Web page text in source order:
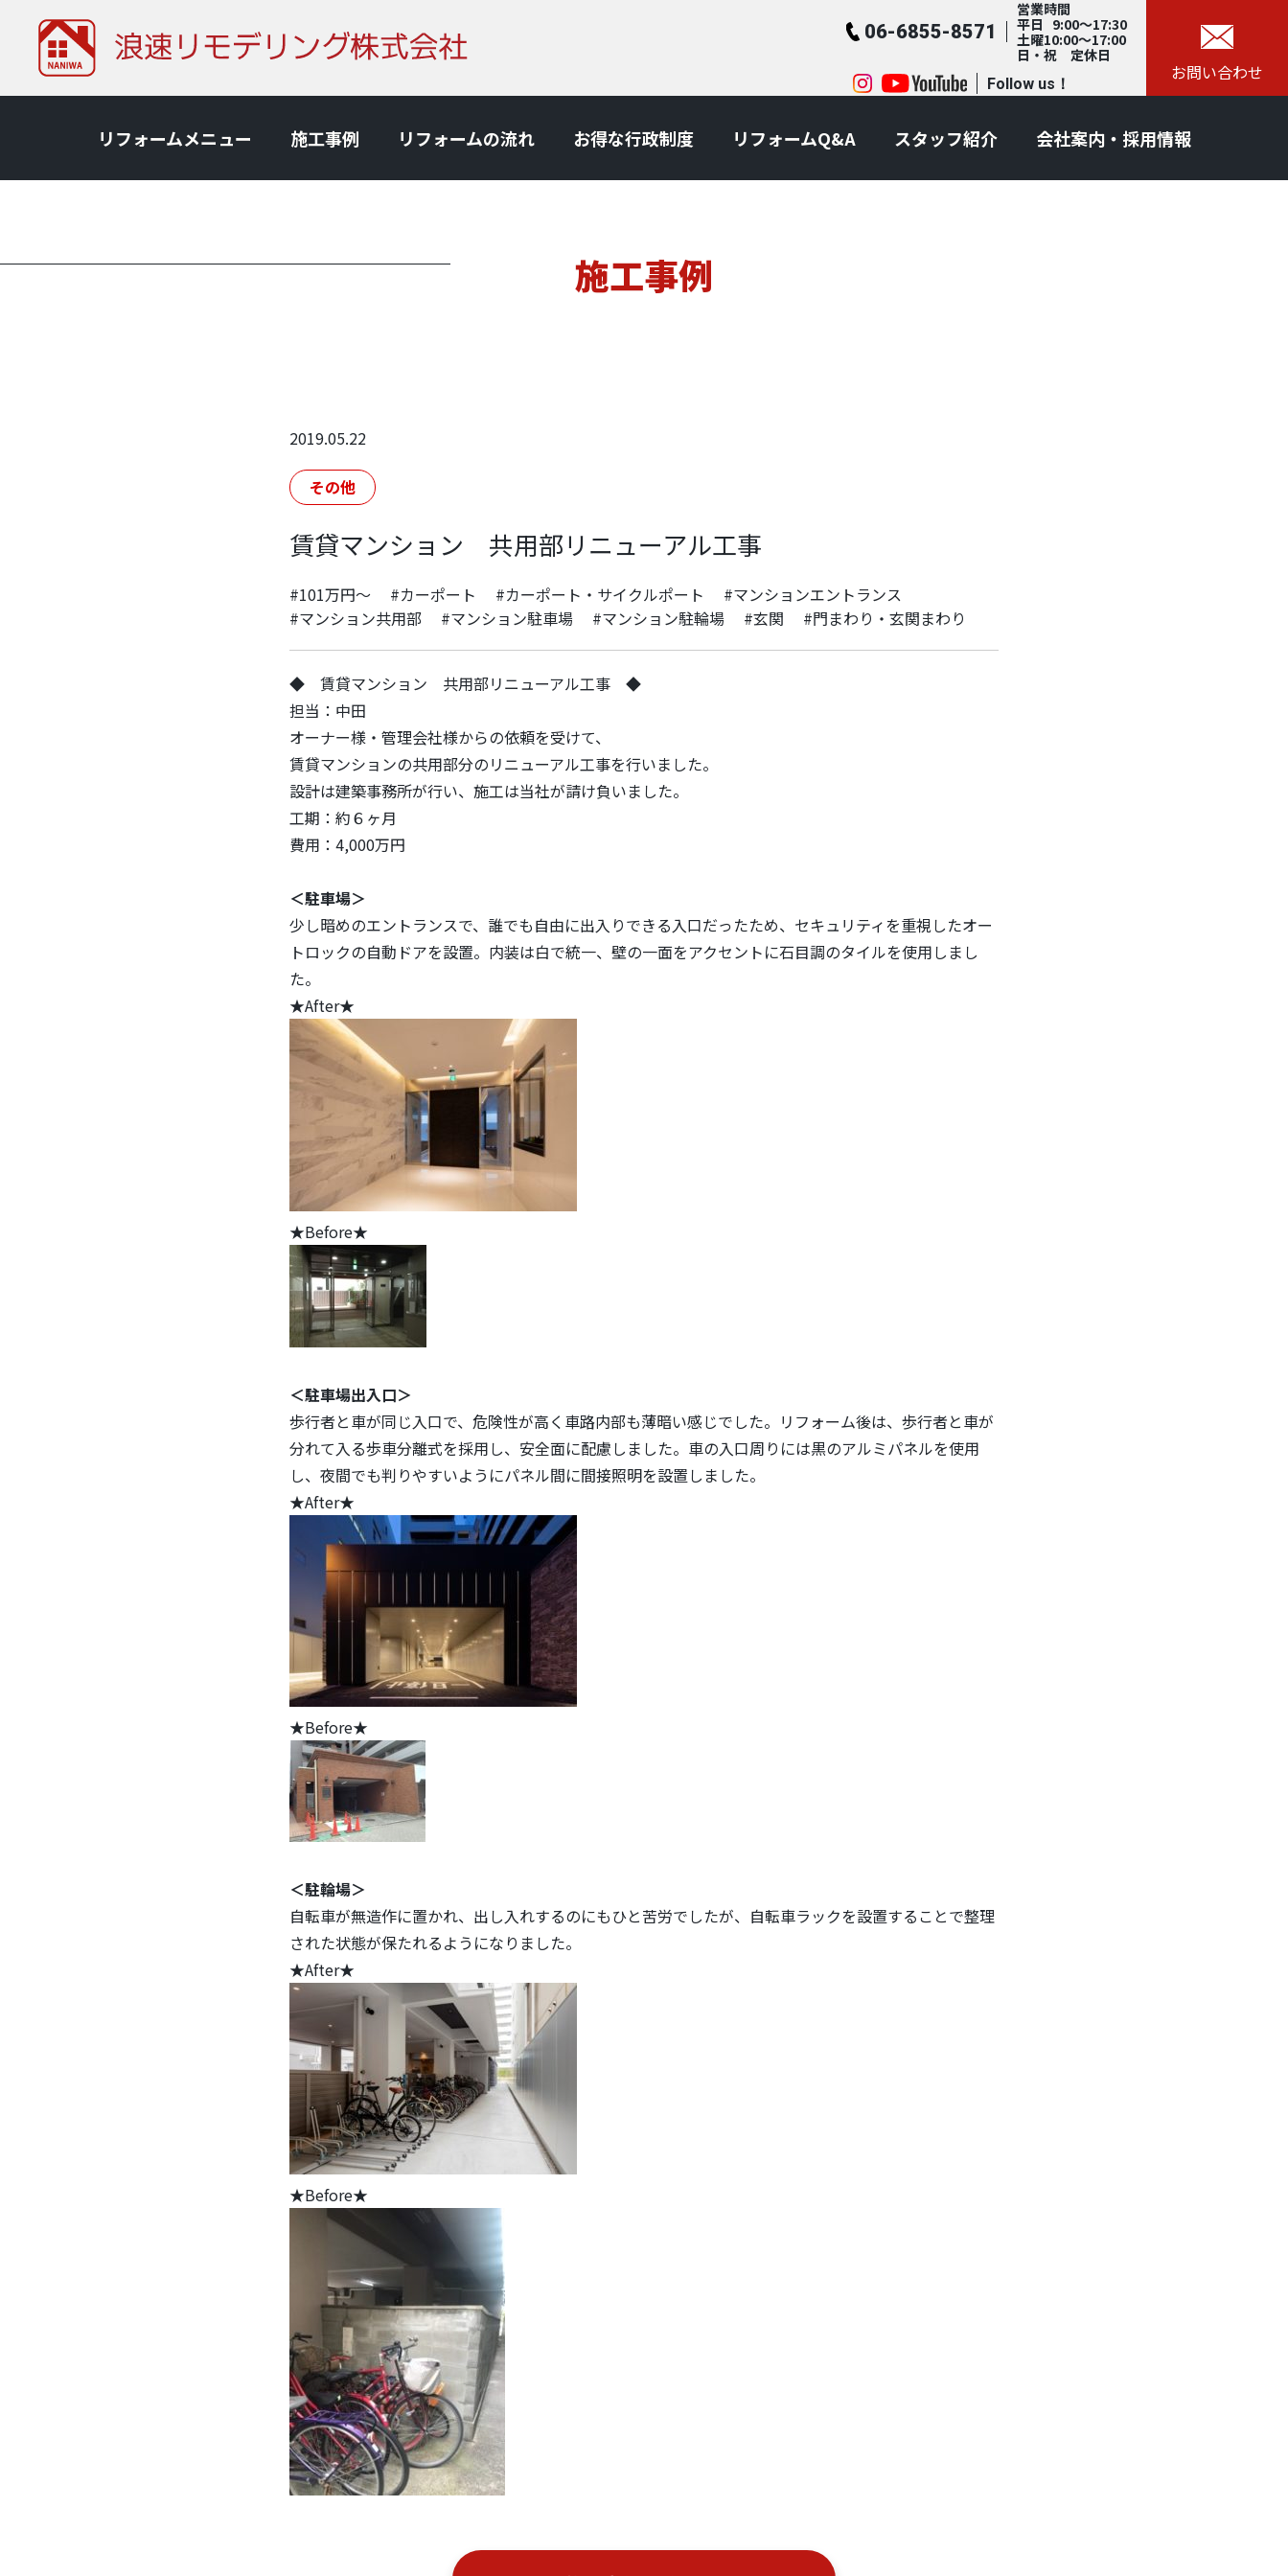
06-6855-8571
営業時間
平日 9:00～17:30
土曜10:00～17:00
日・祝 定休日
Follow us！ お問い合わせ
リフォームメニュー 施⼯事例 リフォームの流れ お得な⾏政制度 リフォームQ&A スタッフ紹介 会社案内・採用情報
施工事例
2019.05.22
その他
賃貸マンション 共用部リニューアル工事
#101万円～ #カーポート #カーポート・サイクルポート
#マンションエントランス
#マンション共用部
#マンション駐車場 #マンション駐輪場 #玄関 #門まわり・玄関まわり
◆ 賃貸マンション 共用部リニューアル工事 ◆
担当：中田
オーナー様・管理会社様からの依頼を受けて、
賃貸マンションの共用部分のリニューアル工事を行いました。
設計は建築事務所が行い、施工は当社が請け負いました。
工期：約６ヶ月
費用：4,000万円
＜駐車場＞
少し暗めのエントランスで、誰でも自由に出入りできる入口だったため、セキュリティを重視したオー
トロックの自動ドアを設置。内装は白で統一、壁の一面をアクセントに石目調のタイルを使用しまし
た。
★After★
★Before★
＜駐車場出入口＞
歩行者と車が同じ入口で、危険性が高く車路内部も薄暗い感じでした。リフォーム後は、歩行者と車が
分れて入る歩車分離式を採用し、安全面に配慮しました。車の入口周りには黒のアルミパネルを使用
し、夜間でも判りやすいようにパネル間に間接照明を設置しました。
★After★
★Before★
＜駐輪場＞
自転車が無造作に置かれ、出し入れするのにもひと苦労でしたが、自転車ラックを設置することで整理
された状態が保たれるようになりました。
★After★
★Before★